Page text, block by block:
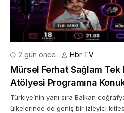
2 gün önce Hbr TV
Mürsel Ferhat Sağlam Tek
Atölyesi Programına
Türkiye’nin yanı sıra Balkan
ülkelerinde de geniş bir izleyici